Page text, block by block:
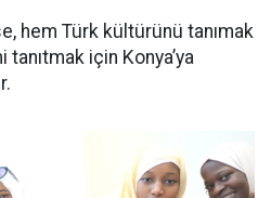
hem Türk kültürünü tanımak
için Konya’ya